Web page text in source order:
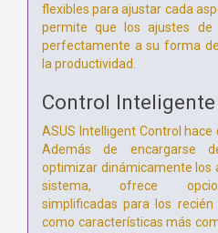
flexibles para ajustar cada
permite que los ajustes de
perfectamente a su forma
la productividad.
Control Inteligente
ASUS Intelligent Control hace
Además de encargarse
optimizar dinámicamente los
sistema, ofrece
simplificadas para los
como características más